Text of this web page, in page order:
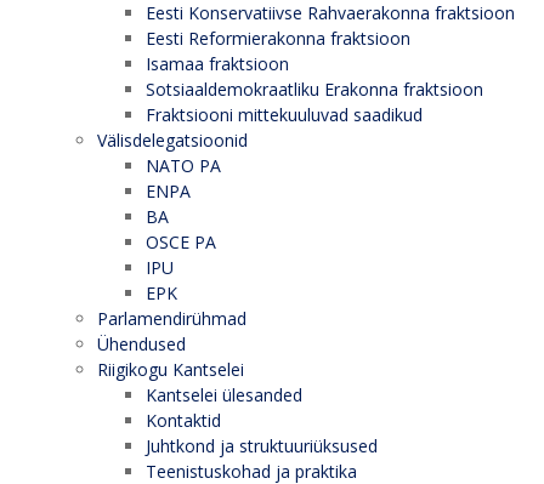
Eesti Konservatiivse Rahvaerakonna fraktsioon
Eesti Reformierakonna fraktsioon
Isamaa fraktsioon
Sotsiaaldemokraatliku Erakonna fraktsioon
Fraktsiooni mittekuuluvad saadikud
Välisdelegatsioonid
NATO PA
ENPA
BA
OSCE PA
IPU
EPK
Parlamendirühmad
Ühendused
Riigikogu Kantselei
Kantselei ülesanded
Kontaktid
Juhtkond ja struktuuriüksused
Teenistuskohad ja praktika